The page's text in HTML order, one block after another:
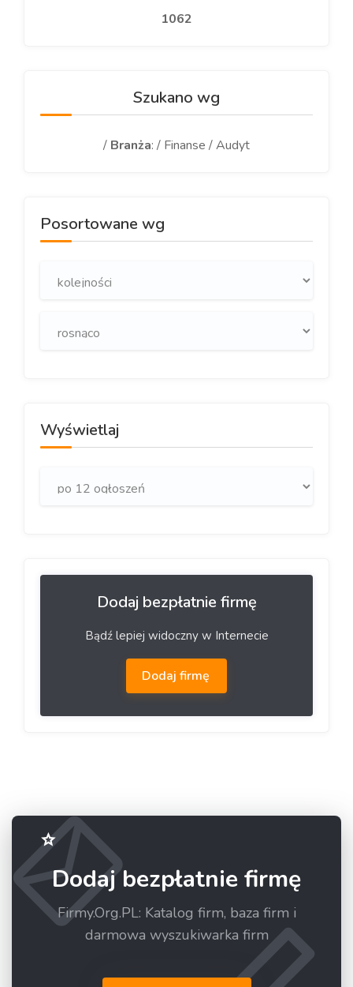
1062
Szukano wg
/ Branża: / Finanse / Audyt
Posortowane wg
Wyświetlaj
Dodaj bezpłatnie firmę
Bądź lepiej widoczny w Internecie
Dodaj firmę
Dodaj bezpłatnie firmę
Firmy.Org.PL: Katalog firm, baza firm i
darmowa wyszukiwarka firm